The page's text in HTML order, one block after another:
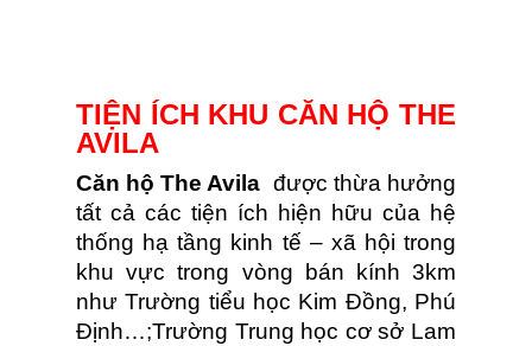
TIỆN ÍCH KHU CĂN HỘ THE
AVILA
Căn hộ The Avila được thừa hưởng
tất cả các tiện ích hiện hữu của hệ
thống hạ tầng kinh tế – xã hội trong
khu vực trong vòng bán kính 3km
như Trường tiểu học Kim Đồng, Phú
Định…;Trường Trung học cơ sở Lam